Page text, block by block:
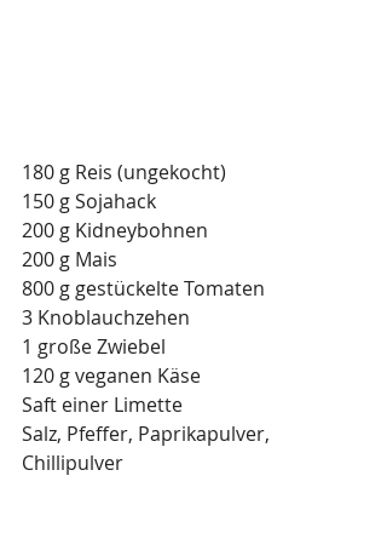
180 g Reis (ungekocht)
150 g Sojahack
200 g Kidneybohnen
200 g Mais
800 g gestückelte Tomaten
3 Knoblauchzehen
1 große Zwiebel
120 g veganen Käse
Saft einer Limette
Salz, Pfeffer, Paprikapulver,
Chillipulver